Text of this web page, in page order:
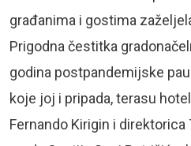
građanima i gostima
Prigodna čestitka
godina postpandemijske
koje joj i pripada, terasu
Fernando Kirigin i